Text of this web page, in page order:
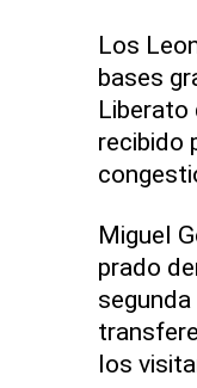
Los
bases
Liberato
recibido
Miguel
prado
los